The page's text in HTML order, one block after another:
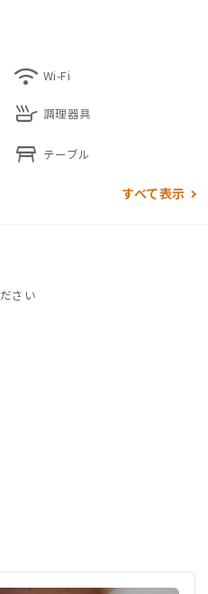
しやすく、自炊派の方にはお
すべて1階にまとまっていま
ずりあってお使いください。
、きちんと壁で仕切られている
、予約時はご注意ください
wifi Wi-Fi
skillet 調理器具
table_restaurant テーブル
すべて表示
さい